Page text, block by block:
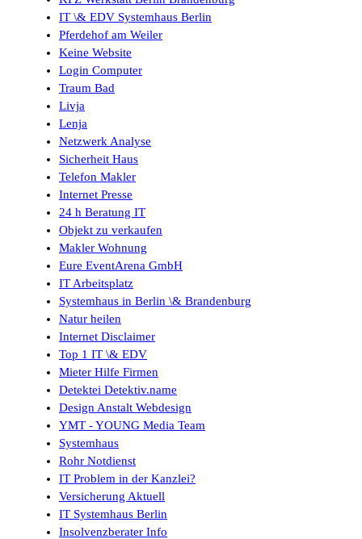
IT \& EDV Systemhaus Berlin
Pferdehof am Weiler
Keine Website
Login Computer
Traum Bad
Livja
Lenja
Netzwerk Analyse
Sicherheit Haus
Telefon Makler
Internet Presse
24 h Beratung IT
Objekt zu verkaufen
Makler Wohnung
Eure EventArena GmbH
IT Arbeitsplatz
Systemhaus in Berlin \& Brandenburg
Natur heilen
Internet Disclaimer
Top 1 IT \& EDV
Mieter Hilfe Firmen
Detektei Detektiv.name
Design Anstalt Webdesign
YMT - YOUNG Media Team
Systemhaus
Rohr Notdienst
IT Problem in der Kanzlei?
Versicherung Aktuell
IT Systemhaus Berlin
Insolvenzberater Info